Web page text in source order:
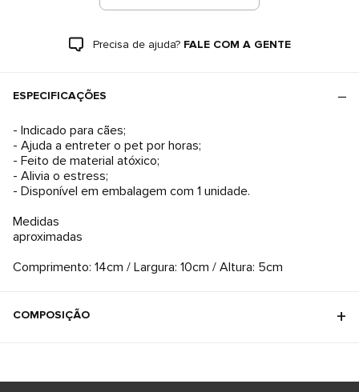
Precisa de ajuda? FALE COM A GENTE
ESPECIFICAÇÕES
- Indicado para cães;
- Ajuda a entreter o pet por horas;
- Feito de material atóxico;
- Alivia o estress;
- Disponível em embalagem com 1 unidade.
Medidas
aproximadas
Comprimento: 14cm / Largura: 10cm / Altura: 5cm
COMPOSIÇÃO